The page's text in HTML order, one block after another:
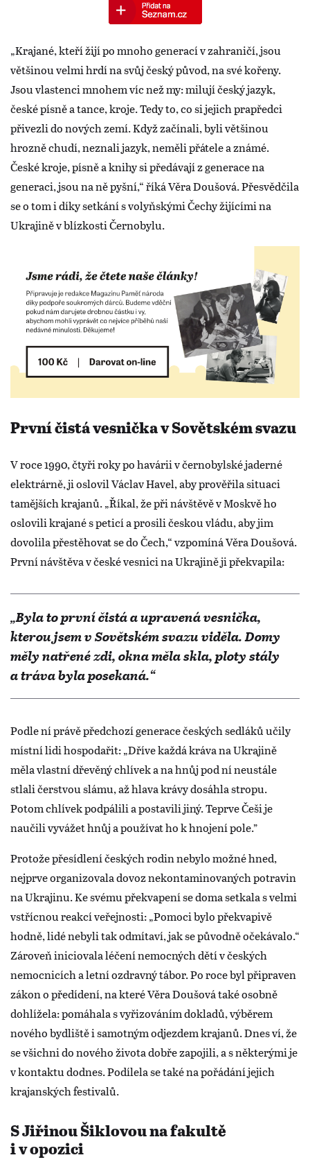
„Krajané, kteří žijí po mnoho generací v zahraničí, jsou
většinou velmi hrdí na svůj český původ, na své kořeny.
Jsou vlastenci mnohem víc než my: milují český jazyk,
české písně a tance, kroje. Tedy to, co si jejich prapředci
přivezli do nových zemí. Když začínali, byli většinou
hrozně chudí, neznali jazyk, neměli přátele a známé.
České kroje, písně a knihy si předávají z generace na
generaci, jsou na ně pyšní,“ říká Věra Doušová. Přesvědčila
se o tom i díky setkání s volyňskými Čechy žijícími na
Ukrajině v blízkosti Černobylu.
První čistá vesnička v Sovětském svazu
V roce 1990, čtyři roky po havárii v černobylské jaderné
elektrárně, ji oslovil Václav Havel, aby prověřila situaci
tamějších krajanů. „Říkal, že při návštěvě v Moskvě ho
oslovili krajané s peticí a prosili českou vládu, aby jim
dovolila přestěhovat se do Čech,“ vzpomíná Věra Doušová.
První návštěva v české vesnici na Ukrajině ji překvapila:
„Byla to první čistá a upravená vesnička,
kterou jsem v Sovětském svazu viděla. Domy
měly natřené zdi, okna měla skla, ploty stály
a tráva byla posekaná.“
Podle ní právě předchozí generace českých sedláků učily
místní lidi hospodařit: „Dříve každá kráva na Ukrajině
měla vlastní dřevěný chlívek a na hnůj pod ní neustále
stlali čerstvou slámu, až hlava krávy dosáhla stropu.
Potom chlívek podpálili a postavili jiný. Teprve Češi je
naučili vyvážet hnůj a používat ho k hnojení pole.”
Protože přesídlení českých rodin nebylo možné hned,
nejprve organizovala dovoz nekontaminovaných potravin
na Ukrajinu. Ke svému překvapení se doma setkala s velmi
vstřícnou reakcí veřejnosti: „Pomoci bylo překvapivě
hodně, lidé nebyli tak odmítaví, jak se původně očekávalo.“
Zároveň iniciovala léčení nemocných dětí v českých
nemocnicích a letní ozdravný tábor. Po roce byl připraven
zákon o předídení, na které Věra Doušová také osobně
dohlížela: pomáhala s vyřizováním dokladů, výběrem
nového bydliště i samotným odjezdem krajanů. Dnes ví, že
se všichni do nového života dobře zapojili, a s některými je
v kontaktu dodnes. Podílela se také na pořádání jejich
krajanských festivalů.
S Jiřinou Šiklovou na fakultě
i v opozici